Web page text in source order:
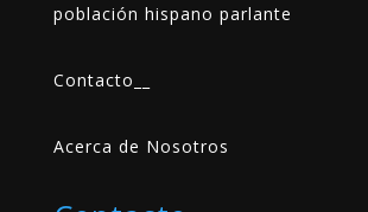
población hispano parlante
Contacto
Acerca de Nosotros